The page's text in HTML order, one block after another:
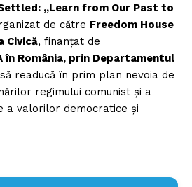
„Learn from Our Past to
de către Freedom House
Civică, finanțat de
în România, prin Departamentul
readucă în prim plan nevoia de
regimului comunist și a
a valorilor democratice și